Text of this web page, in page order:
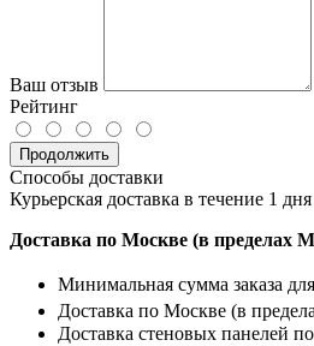
Ваш отзыв
Рейтинг
Продолжить
Способы доставки
Курьерская доставка в течение 1 дня
Доставка по Москве (в пределах
Минимальная сумма заказа
Доставка по Москве (в
Доставка стеновых панелей